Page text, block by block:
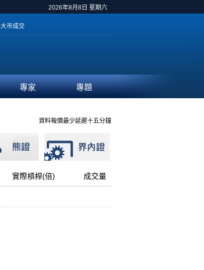
2026年8月8日 星期六
大市成交
專家 專題
資料報價最少延遲十五分鐘
實際槓桿(倍) 成交量